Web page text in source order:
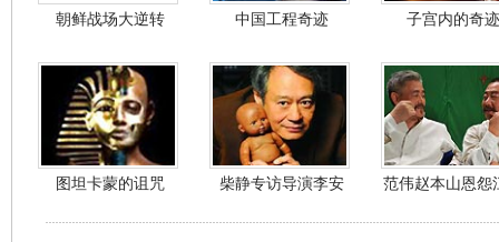
朝鲜战场大逆转 中国工程奇迹 子宫内的奇迹
图坦卡蒙的诅咒 柴静专访导演李安 范伟赵本山恩怨